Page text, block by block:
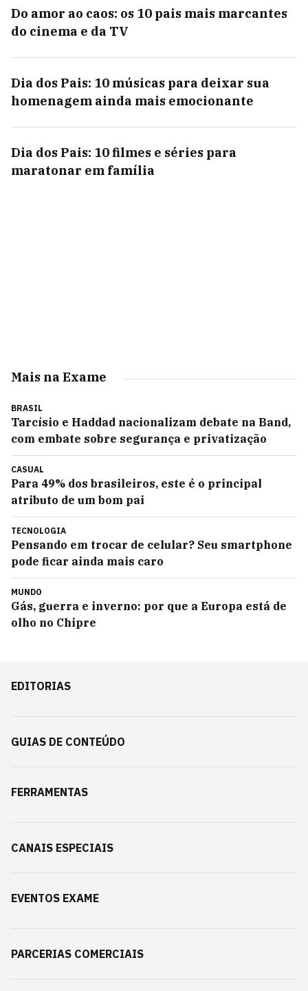
Do amor ao caos: os 10 pais mais marcantes
do cinema e da TV
Dia dos Pais: 10 músicas para deixar sua
homenagem ainda mais emocionante
Dia dos Pais: 10 filmes e séries para
maratonar em família
Mais na Exame
BRASIL
Tarcísio e Haddad nacionalizam debate na Band,
com embate sobre segurança e privatização
CASUAL
Para 49% dos brasileiros, este é o principal
atributo de um bom pai
TECNOLOGIA
Pensando em trocar de celular? Seu smartphone
pode ficar ainda mais caro
MUNDO
Gás, guerra e inverno: por que a Europa está de
olho no Chipre
EDITORIAS
GUIAS DE CONTEÚDO
FERRAMENTAS
CANAIS ESPECIAIS
EVENTOS EXAME
PARCERIAS COMERCIAIS